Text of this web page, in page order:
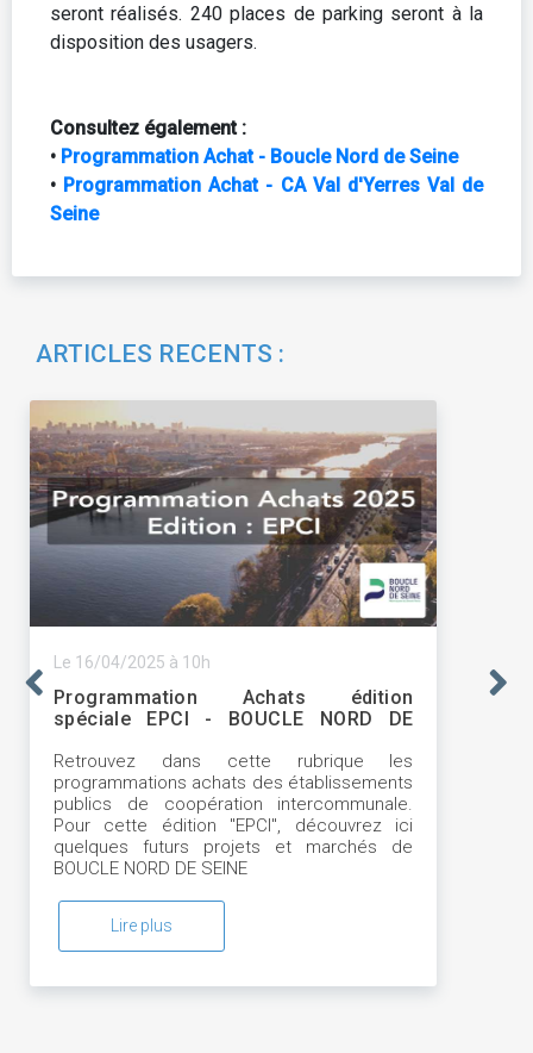
seront réalisés. 240 places de parking seront à la
disposition des usagers.
Consultez également :
• Programmation Achat - Boucle Nord de Seine
• Programmation Achat - CA Val d'Yerres Val de
Seine
ARTICLES RECENTS :
Le 16/04/2025 à 10h
Programmation Achats édition
spéciale EPCI - BOUCLE NORD DE
Retrouvez dans cette rubrique les
programmations achats des établissements
publics de coopération intercommunale.
Pour cette édition "EPCI", découvrez ici
quelques futurs projets et marchés de
BOUCLE NORD DE SEINE
Lire plus